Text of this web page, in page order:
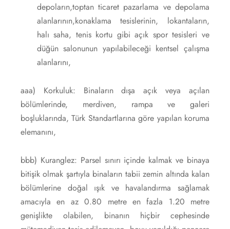
depoların,toptan ticaret pazarlama ve depolama
alanlarının,konaklama tesislerinin, lokantaların,
halı saha, tenis kortu gibi açık spor tesisleri ve
düğün salonunun yapılabileceği kentsel çalışma
alanlarını,
aaa) Korkuluk: Binaların dışa açık veya açılan
bölümlerinde, merdiven, rampa ve galeri
boşluklarında, Türk Standartlarına göre yapılan koruma
elemanını,
bbb) Kuranglez: Parsel sınırı içinde kalmak ve binaya
bitişik olmak şartıyla binaların tabii zemin altında kalan
bölümlerine doğal ışık ve havalandırma sağlamak
amacıyla en az 0.80 metre en fazla 1.20 metre
genişlikte olabilen, binanın hiçbir cephesinde